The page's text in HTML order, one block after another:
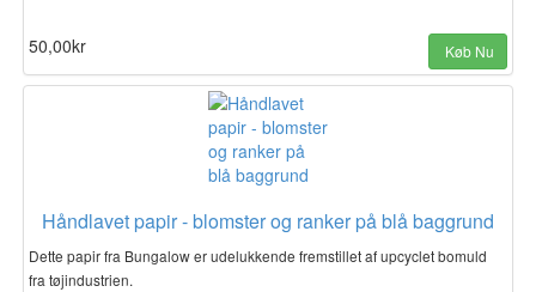
50,00kr Køb Nu
Håndlavet papir - blomster og ranker på blå baggrund
Dette papir fra Bungalow er udelukkende fremstillet af upcyclet bomuld
fra tøjindustrien.